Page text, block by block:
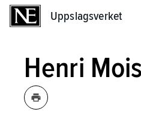
Uppslagsverket
Henri